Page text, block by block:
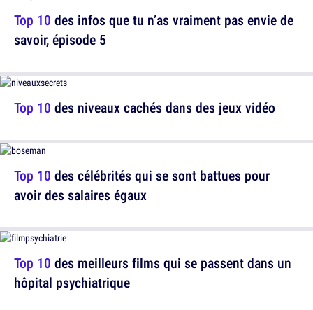
Top 10 des niveaux cachés dans des jeux vidéo
Top 10 des meilleurs films qui se passent dans un
hôpital psychiatrique
Top 10 des infos que tu n’as vraiment pas envie de
savoir, épisode 5
Top 10 des célébrités qui se sont battues pour
avoir des salaires égaux